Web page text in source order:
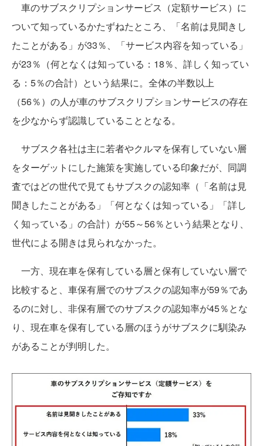
車のサブスクリプションサービス（定額サービス）に
ついて知っているかたずねたところ、「名前は見聞きし
たことがある」が33％、「サービス内容を知っている」
が23％（何となくは知っている：18％、詳しく知ってい
る：5％の合計）という結果に。全体の半数以上
（56％）の人が車のサブスクリプションサービスの存在
を少なからず認識していることとなる。
サブスク各社は主に若者やクルマを保有していない層
をターゲットにした施策を実施している印象だが、同調
査ではどの世代で見てもサブスクの認知率（「名前は見
聞きしたことがある」「何となくは知っている」「詳し
く知っている」の合計）が55～56％という結果となり、
世代による開きは見られなかった。
一方、現在車を保有している層と保有していない層で
比較すると、車保有層でのサブスクの認知率が59％であ
るのに対し、非保有層でのサブスクの認知率が45％とな
り、現在車を保有している層のほうがサブスクに馴染み
があることが判明した。